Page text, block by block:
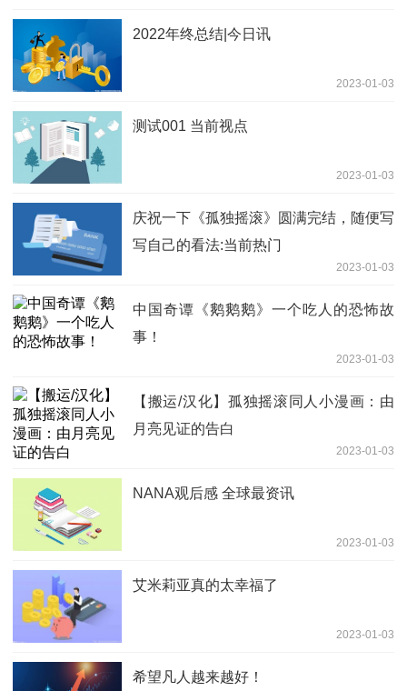
2022年终总结|今日讯
2023-01-03
测试001 当前视点
2023-01-03
庆祝一下《孤独摇滚》圆满完结，随便写
写自己的看法:当前热门
2023-01-03
中国奇谭《鹅鹅鹅》一个吃人的恐怖故
事！
2023-01-03
【搬运/汉化】孤独摇滚同人小漫画：由
月亮见证的告白
2023-01-03
NANA观后感 全球最资讯
2023-01-03
艾米莉亚真的太幸福了
2023-01-03
希望凡人越来越好！